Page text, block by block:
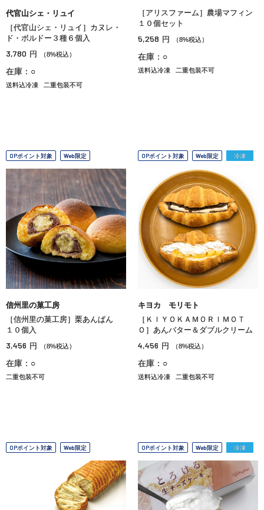
代官山シェ・リュイ
［代官山シェ・リュイ］カヌレ・
ド・ボルドー３種６個入
3,780 円 （8%税込）
在庫：○
送料込冷凍 二重包装不可
［アリスファーム］農場マフィン
１０個セット
5,258 円 （8%税込）
在庫：○
送料込冷凍 二重包装不可
OPポイント対象 Web限定
信州里の菓工房
［信州里の菓工房］栗あんぱん
１０個入
3,456 円 （8%税込）
在庫：○
二重包装不可
OPポイント対象 Web限定 冷凍
キヨカ モリモト
［ＫＩＹＯＫＡＭＯＲＩＭＯＴ
Ｏ］あんバター＆ダブルクリーム
4,456 円 （8%税込）
在庫：○
送料込冷凍 二重包装不可
OPポイント対象 Web限定 OPポイント対象 Web限定 冷凍